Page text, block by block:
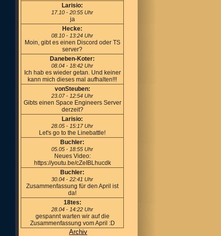
Larisio:
17.10 - 20:55 Uhr
ja
Hecke:
08.10 - 13:24 Uhr
Moin, gibt es einen Discord oder TS
server?
Daneben-Koter:
08.04 - 18:42 Uhr
Ich hab es wieder getan. Und keiner
kann mich dieses mal aufhalten!!!
vonSteuben:
23.07 - 12:54 Uhr
Gibts einen Space Engineers Server
derzeit?
Larisio:
28.05 - 15:17 Uhr
Let's go to the Linebattle!
Buchler:
05.05 - 18:55 Uhr
Neues Video:
https://youtu.be/cZeIBLhucdk
Buchler:
30.04 - 22:41 Uhr
Zusammenfassung für den April ist
da!
18tes:
28.04 - 14:22 Uhr
gespannt warten wir auf die
Zusammenfassung vom April :D
Archiv